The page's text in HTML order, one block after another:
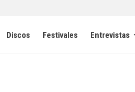
Discos Festivales Entrevistas